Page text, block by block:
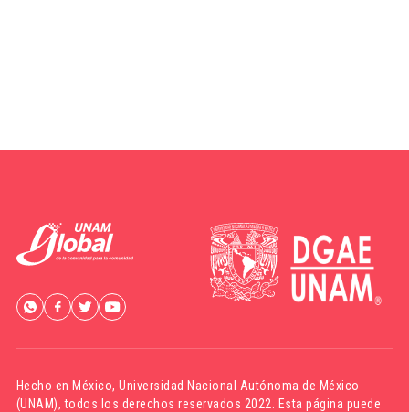
Hecho en México,Universidad Nacional Autónoma de México
(UNAM), todos los derechos reservados 2022. Esta página puede